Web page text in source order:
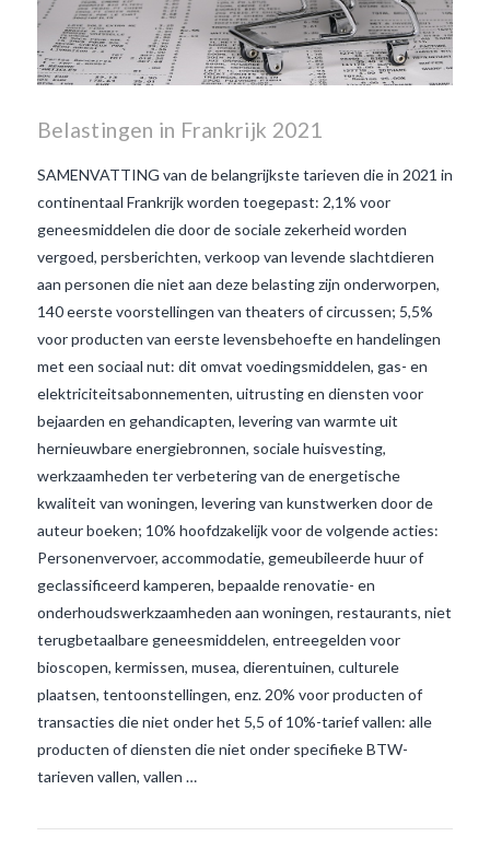
Belastingen in Frankrijk 2021
SAMENVATTING van de belangrijkste tarieven die in 2021 in
continentaal Frankrijk worden toegepast: 2,1% voor
geneesmiddelen die door de sociale zekerheid worden
vergoed, persberichten, verkoop van levende slachtdieren
aan personen die niet aan deze belasting zijn onderworpen,
140 eerste voorstellingen van theaters of circussen; 5,5%
voor producten van eerste levensbehoefte en handelingen
met een sociaal nut: dit omvat voedingsmiddelen, gas- en
elektriciteitsabonnementen, uitrusting en diensten voor
bejaarden en gehandicapten, levering van warmte uit
hernieuwbare energiebronnen, sociale huisvesting,
werkzaamheden ter verbetering van de energetische
kwaliteit van woningen, levering van kunstwerken door de
auteur boeken; 10% hoofdzakelijk voor de volgende acties:
Personenvervoer, accommodatie, gemeubileerde huur of
geclassificeerd kamperen, bepaalde renovatie- en
onderhoudswerkzaamheden aan woningen, restaurants, niet
terugbetaalbare geneesmiddelen, entreegelden voor
bioscopen, kermissen, musea, dierentuinen, culturele
plaatsen, tentoonstellingen, enz. 20% voor producten of
transacties die niet onder het 5,5 of 10%-tarief vallen: alle
producten of diensten die niet onder specifieke BTW-
tarieven vallen, vallen …